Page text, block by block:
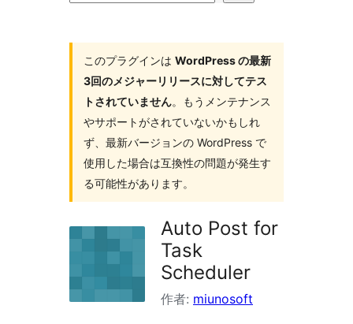
このプラグインは WordPress の最新
3回のメジャーリリースに対してテス
トされていません。もうメンテナンス
やサポートがされていないかもしれ
ず、最新バージョンの WordPress で
使用した場合は互換性の問題が発生す
る可能性があります。
Auto Post for
Task
Scheduler
作者: miunosoft